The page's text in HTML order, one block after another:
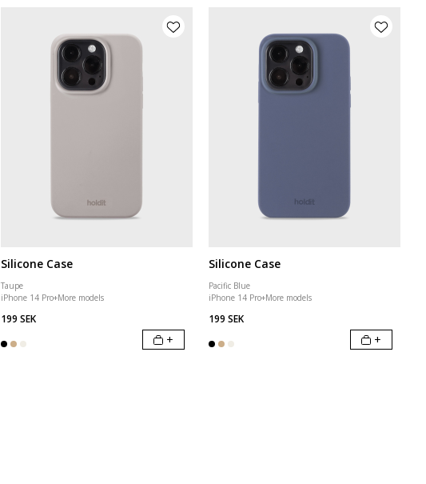
Silicone Case
Taupe
iPhone 14 Pro+More models
199 SEK
+
Silicone Case
Pacific Blue
iPhone 14 Pro+More models
199 SEK
+